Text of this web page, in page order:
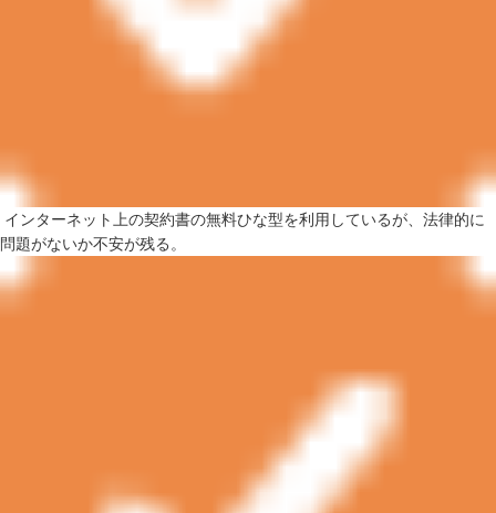
インターネット上の契約書の無料ひな型を利用しているが、法律的に
問題がないか不安が残る。